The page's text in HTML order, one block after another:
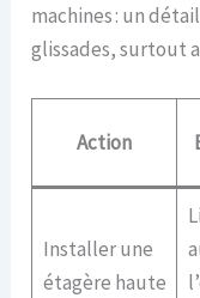
machines : un
glissades, surtout
Action
Installer une
étagère haute